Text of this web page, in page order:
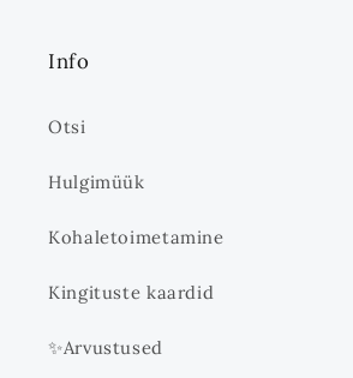
Info
Otsi
Hulgimüük
Kohaletoimetamine
Kingituste kaardid
✨Arvustused